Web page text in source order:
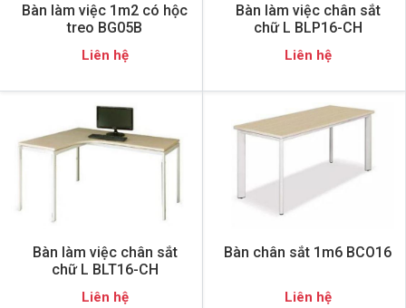
Bàn làm việc 1m2 có hộc
treo BG05B
Liên hệ
Bàn làm việc chân sắt
chữ L BLP16-CH
Liên hệ
Bàn làm việc chân sắt
chữ L BLT16-CH
Liên hệ
Bàn chân sắt 1m6 BCO16
Liên hệ